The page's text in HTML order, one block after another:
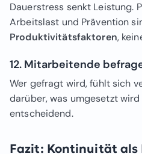
Dauerstress senkt Leistung.
Arbeitslast und Prävention
Produktivitätsfaktoren,
12. Mitarbeitende
Wer gefragt wird, fühlt sich
darüber, was umgesetzt
entscheidend.
Fazit: Kontinuität als